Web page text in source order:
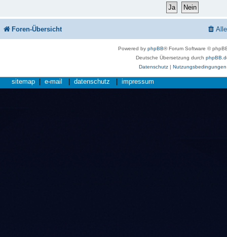
Foren-Übersicht
Powered byphpBB® Forum Software ©
Deutsche Übersetzung durch
Datenschutz| Nutzungsbedingungen
sitemap e-mail datenschutz impressum